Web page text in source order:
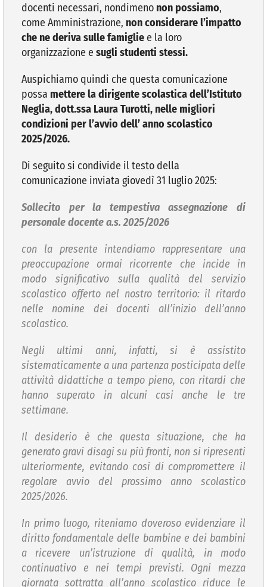
docenti necessari, nondimeno non possiamo,
come Amministrazione, non considerare l’impatto
che ne deriva sulle famiglie e la loro
organizzazione e sugli studenti stessi.
Auspichiamo quindi che questa comunicazione
possa mettere la dirigente scolastica dell’Istituto
Neglia, dott.ssa Laura Turotti, nelle migliori
condizioni per l’avvio dell’ anno scolastico
2025/2026.
Di seguito si condivide il testo della
comunicazione inviata giovedì 31 luglio 2025:
Sollecito per la tempestiva assegnazione di
personale docente a.s. 2025/2026
con la presente intendiamo rappresentare una
preoccupazione ormai ricorrente che incide in
modo significativo sulla qualità del servizio
scolastico offerto nel nostro territorio: il ritardo
nelle nomine dei docenti all’inizio dell’anno
scolastico.
Negli ultimi anni, infatti, si è assistito
sistematicamente a una partenza posticipata delle
attività didattiche a tempo pieno, con ritardi che
hanno superato in alcuni casi anche le tre
settimane.
Il desiderio è che questa situazione, che ha
generato gravi disagi su più fronti, non si ripresenti
ulteriormente, evitando così di compromettere il
regolare avvio del prossimo anno scolastico
2025/2026.
In primo luogo, riteniamo doveroso evidenziare il
diritto fondamentale delle bambine e dei bambini
a ricevere un’istruzione di qualità, in modo
continuativo e nei tempi previsti. Ogni mezza
giornata sottratta all’anno scolastico riduce le